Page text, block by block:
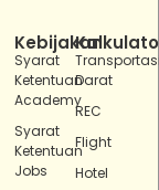
Kebijakan
Syarat
Ketentuan
Academy
Syarat
Ketentuan
Jobs
Darat
REC
Flight
Hotel